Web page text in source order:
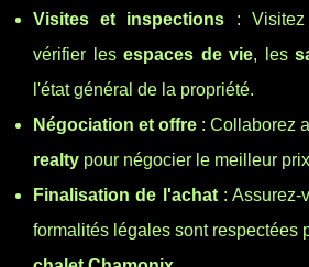
Visites et inspections :
vérifier lesespaces de vie, les
l'état général de la propriété.
Négociation et offre : Collaborez
realty pour négocier le meilleur
Finalisation de l'achat: Assurez-
formalités légales sont respectées